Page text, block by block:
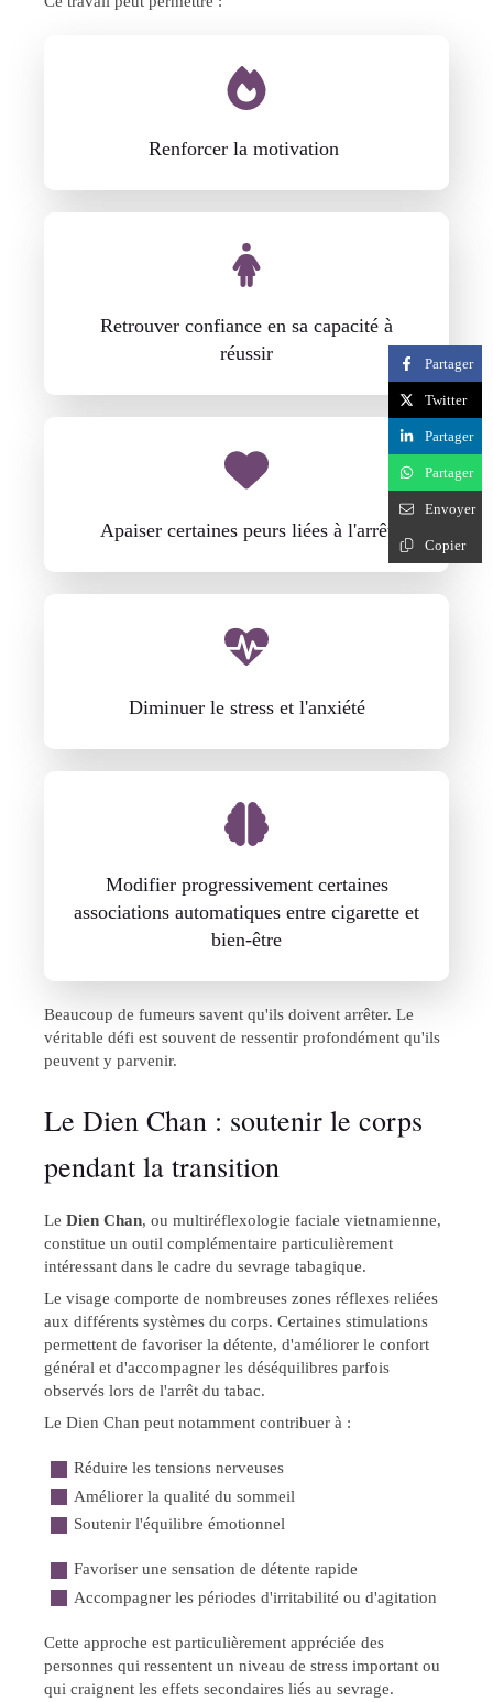
Renforcer la motivation
Retrouver confiance en sa capacité à
réussir
Apaiser certaines peurs liées à l'arrêt
Diminuer le stress et l'anxiété
Modifier progressivement certaines
associations automatiques entre cigarette et
bien-être
Beaucoup de fumeurs savent qu'ils doivent arrêter. Le
véritable défi est souvent de ressentir profondément qu'ils
peuvent y parvenir.
Le Dien Chan : soutenir le corps
pendant la transition
Le Dien Chan, ou multiréflexologie faciale vietnamienne,
constitue un outil complémentaire particulièrement
intéressant dans le cadre du sevrage tabagique.
Le visage comporte de nombreuses zones réflexes reliées
aux différents systèmes du corps. Certaines stimulations
permettent de favoriser la détente, d'améliorer le confort
général et d'accompagner les déséquilibres parfois
observés lors de l'arrêt du tabac.
Le Dien Chan peut notamment contribuer à :
Réduire les tensions nerveuses
Améliorer la qualité du sommeil
Soutenir l'équilibre émotionnel
Favoriser une sensation de détente rapide
Accompagner les périodes d'irritabilité ou d'agitation
Cette approche est particulièrement appréciée des
personnes qui ressentent un niveau de stress important ou
qui craignent les effets secondaires liés au sevrage.
Partager
Twitter
Partager
Partager
Envoyer
Copier